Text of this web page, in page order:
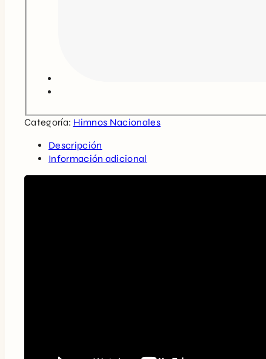
Categoría: Himnos Nacionales
Descripción
Información adicional